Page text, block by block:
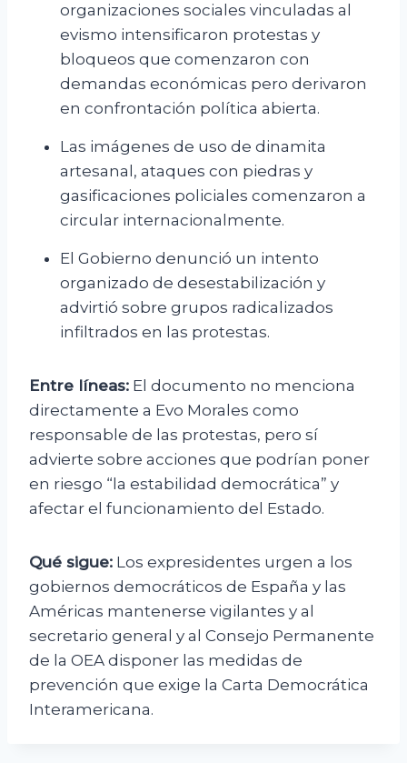
organizaciones sociales vinculadas al
evismo intensificaron protestas y
bloqueos que comenzaron con
demandas económicas pero derivaron
en confrontación política abierta.
Las imágenes de uso de dinamita
artesanal, ataques con piedras y
gasificaciones policiales comenzaron a
circular internacionalmente.
El Gobierno denunció un intento
organizado de desestabilización y
advirtió sobre grupos radicalizados
infiltrados en las protestas.
Entre líneas: El documento no menciona
directamente a Evo Morales como
responsable de las protestas, pero sí
advierte sobre acciones que podrían poner
en riesgo “la estabilidad democrática” y
afectar el funcionamiento del Estado.
Qué sigue: Los expresidentes urgen a los
gobiernos democráticos de España y las
Américas mantenerse vigilantes y al
secretario general y al Consejo Permanente
de la OEA disponer las medidas de
prevención que exige la Carta Democrática
Interamericana.